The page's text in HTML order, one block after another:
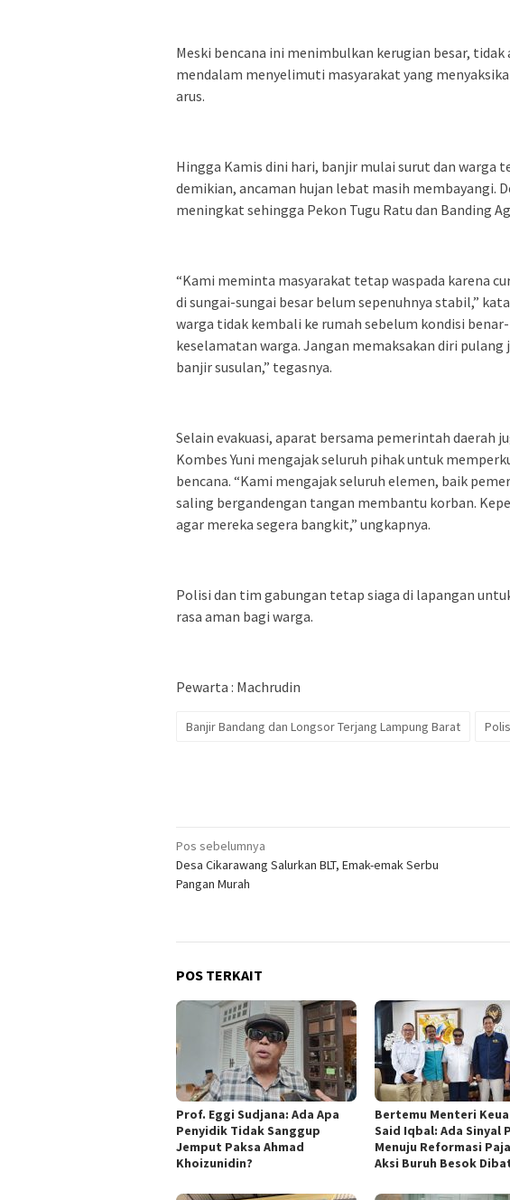
Meski bencana ini menimbulkan kerugian besar,
mendalam menyelimuti masyarakat yang
arus.
Hingga Kamis dini hari, banjir mulai surut dan warga
demikian, ancaman hujan lebat masih membayangi.
meningkat sehingga Pekon Tugu Ratu dan Banding
“Kami meminta masyarakat tetap waspada karena
di sungai-sungai besar belum sepenuhnya stabil,”
warga tidak kembali ke rumah sebelum kondisi
keselamatan warga. Jangan memaksakan diri
banjir susulan,” tegasnya.
Selain evakuasi, aparat bersama pemerintah daerah
Kombes Yuni mengajak seluruh pihak untuk
bencana. “Kami mengajak seluruh elemen, baik
saling bergandengan tangan membantu korban.
agar mereka segera bangkit,” ungkapnya.
Polisi dan tim gabungan tetap siaga di lapangan
rasa aman bagi warga.
Pewarta : Machrudin
Banjir Bandang dan Longsor Terjang Lampung Barat
Navigasi
pos
Pos sebelumnya
Desa Cikarawang Salurkan BLT, Emak-emak Serbu
Pangan Murah
POS TERKAIT
Prof. Eggi Sudjana: Ada Apa
Penyidik Tidak Sanggup
Jemput Paksa Ahmad
Khoizunidin?
Bertemu Menteri
Said Iqbal: Ada Sinyal
Menuju Reformasi
Aksi Buruh Besok